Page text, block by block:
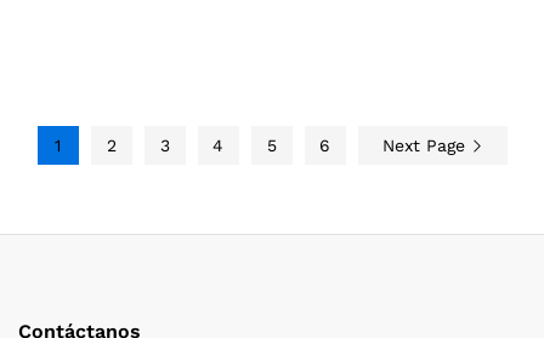
1 2 3 4 5 6 Next Page
Contáctanos